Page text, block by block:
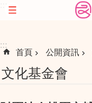
跳到主要內容區塊
:::
首頁 公開資訊
文化基金會